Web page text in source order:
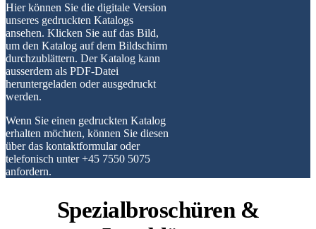
Hier können Sie die digitale Version
unseres gedruckten Katalogs
ansehen. Klicken Sie auf das Bild,
um den Katalog auf dem Bildschirm
durchzublättern. Der Katalog kann
ausserdem als PDF-Datei
heruntergeladen oder ausgedruckt
werden.
Wenn Sie einen gedruckten Katalog
erhalten möchten, können Sie diesen
über das kontaktformular oder
telefonisch unter +45 7550 5075
anfordern.
Spezialbroschüren &